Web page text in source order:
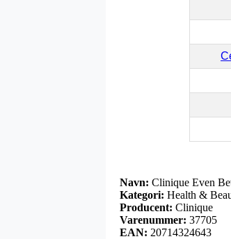
Navn: Clinique Even
Kategori: Health &
Producent: Clinique
Varenummer: 37705
EAN: 20714324643